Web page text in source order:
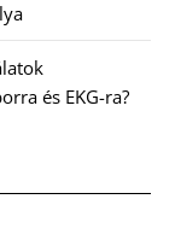
és EKG-ra?